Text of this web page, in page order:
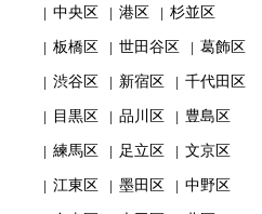
中央区
港区
杉並区
板橋区
世田谷区
葛飾区
渋谷区
新宿区
千代田区
目黒区
品川区
豊島区
練馬区
足立区
文京区
江東区
墨田区
中野区